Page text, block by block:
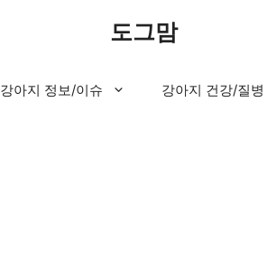
도그맘
강아지 정보/이슈 강아지 건강/질병